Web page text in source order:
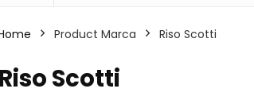
Product Marca ‎Riso Scotti
‎Riso Scotti